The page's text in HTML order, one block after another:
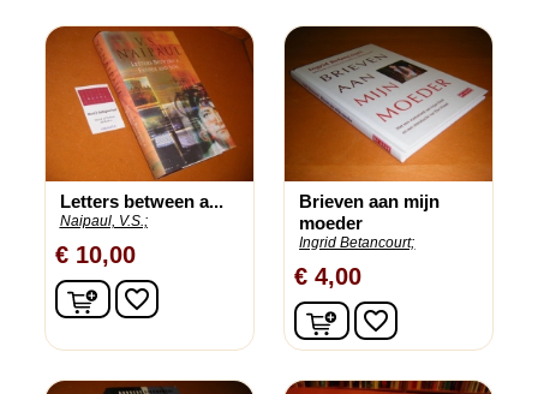
Letters between a...
Naipaul, V.S.;
€ 10,00
In winkelwagen
favorite_border
Brieven aan mijn
moeder
Ingrid Betancourt;
€ 4,00
In winkelwagen
favorite_border